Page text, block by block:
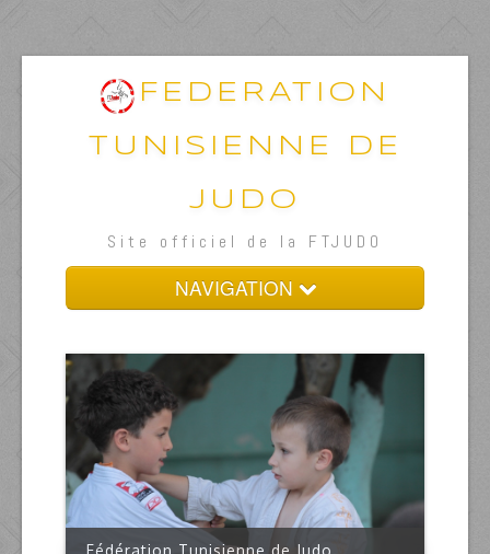
FEDERATION
TUNISIENNE DE
JUDO
Site officiel de la FTJUDO
NAVIGATION
Direction Technique
Activités
Techniques
Espace clubs
Fédération Tunisienne de Judo.